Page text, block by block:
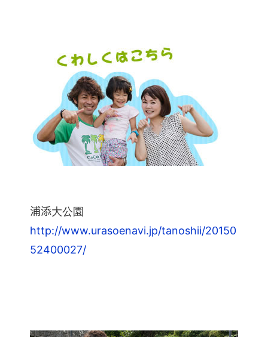
浦添大公園
http://www.urasoenavi.jp/tanoshii/20150
52400027/